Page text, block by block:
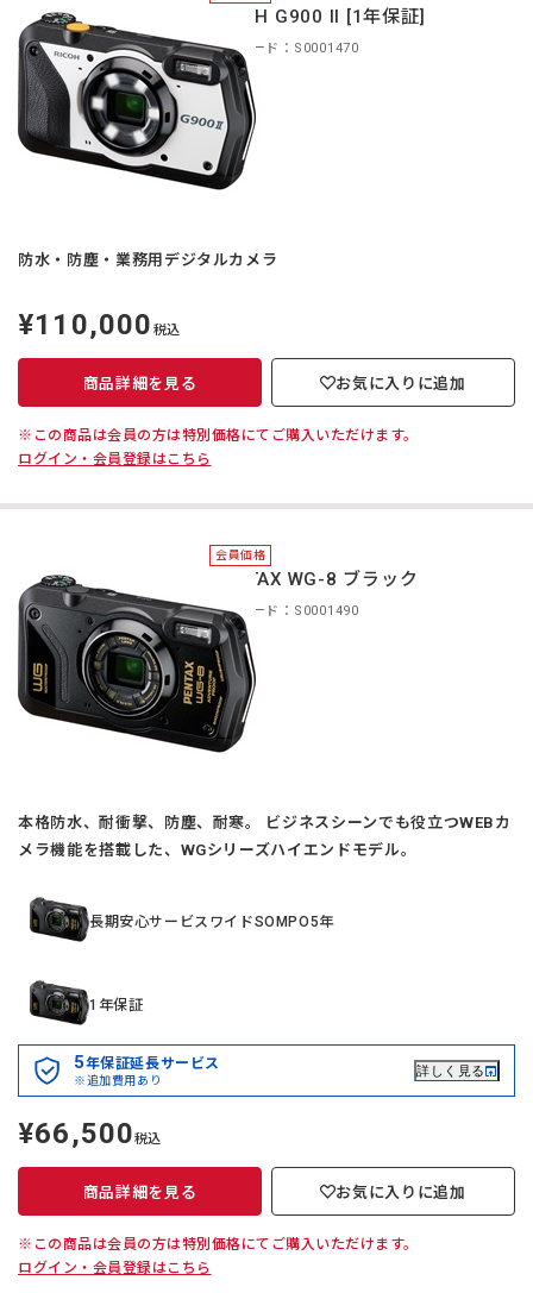
RICOH G900 II [1年保証]
商品コード：S0001470
防水・防塵・業務用デジタルカメラ
定
価
¥110,000 税込
商品詳細を見る お気に入りに追加
※この商品は会員の方は特別価格にてご購入いただけます。
ログイン・会員登録はこちら
会員価格
PENTAX WG-8 ブラック
商品コード：S0001490
本格防水、耐衝撃、防塵、耐寒。 ビジネスシーンでも役立つWEBカ
メラ機能を搭載した、WGシリーズハイエンドモデル。
長期安心サービスワイドSOMPO5年
1年保証
5年保証延長サービス
※追加費用あり
詳しく見る
定
価
¥66,500税込
商品詳細を見る お気に入りに追加
※この商品は会員の方は特別価格にてご購入いただけます。
ログイン・会員登録はこちら